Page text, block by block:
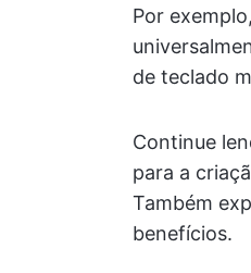
Por
de teclado
Continue
para a
Também
benefícios.